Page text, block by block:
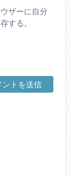
ザーに自分
する。